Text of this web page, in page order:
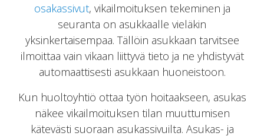
osakassivut, vikailmoituksen tekeminen ja
seuranta on asukkaalle vieläkin
yksinkertaisempaa. Tällöin asukkaan tarvitsee
ilmoittaa vain vikaan liittyvä tieto ja ne yhdistyvät
automaattisesti asukkaan huoneistoon.
Kun huoltoyhtiö ottaa työn hoitaakseen, asukas
näkee vikailmoituksen tilan muuttumisen
kätevästi suoraan asukassivuilta. Asukas- ja